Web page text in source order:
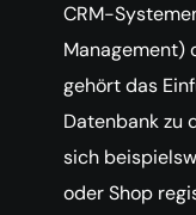
CRM-
Management)
gehört das
Datenbank zu
sich
oder Shop